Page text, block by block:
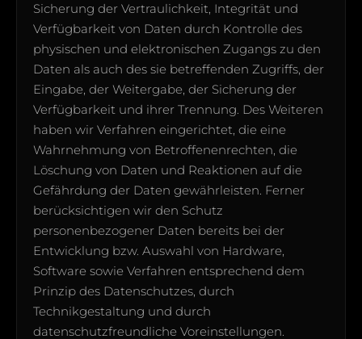
Sicherung der Vertraulichkeit, Integrität und
Verfügbarkeit von Daten durch Kontrolle des
physischen und elektronischen Zugangs zu den
Daten als auch des sie betreffenden Zugriffs, der
Eingabe, der Weitergabe, der Sicherung der
Verfügbarkeit und ihrer Trennung. Des Weiteren
haben wir Verfahren eingerichtet, die eine
Wahrnehmung von Betroffenenrechten, die
Löschung von Daten und Reaktionen auf die
Gefährdung der Daten gewährleisten. Ferner
berücksichtigen wir den Schutz
personenbezogener Daten bereits bei der
Entwicklung bzw. Auswahl von Hardware,
Software sowie Verfahren entsprechend dem
Prinzip des Datenschutzes, durch
Technikgestaltung und durch
datenschutzfreundliche Voreinstellungen.